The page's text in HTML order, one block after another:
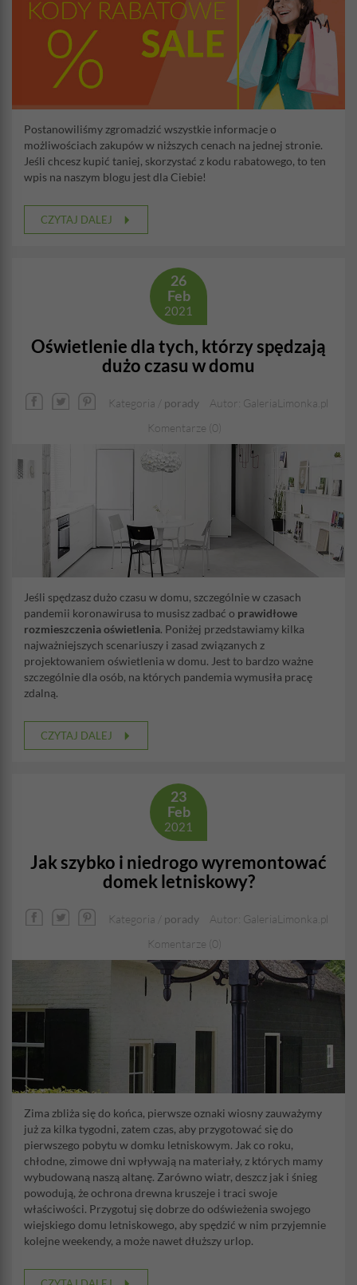
Postanowiliśmy zgromadzić wszystkie informacje o
możliwościach zakupów w niższych cenach na jednej stronie.
Jeśli chcesz kupić taniej, skorzystać z kodu rabatowego, to ten
wpis na naszym blogu jest dla Ciebie!
CZYTAJ DALEJ
26
Feb
2021
Oświetlenie dla tych, którzy spędzają
dużo czasu w domu
Kategoria / porady
Autor: GaleriaLimonka.pl
Komentarze (0)
Jeśli spędzasz dużo czasu w domu, szczególnie w czasach
pandemii koronawirusa to musisz zadbać o prawidłowe
rozmieszczenia oświetlenia. Poniżej przedstawiamy kilka
najważniejszych scenariuszy i zasad związanych z
projektowaniem oświetlenia w domu. Jest to bardzo ważne
szczególnie dla osób, na których pandemia wymusiła pracę
zdalną.
CZYTAJ DALEJ
23
Feb
2021
Jak szybko i niedrogo wyremontować
domek letniskowy?
Kategoria / porady
Autor: GaleriaLimonka.pl
Komentarze (0)
Zima zbliża się do końca, pierwsze oznaki wiosny zauważymy
już za kilka tygodni, zatem czas, aby przygotować się do
pierwszego pobytu w domku letniskowym. Jak co roku,
chłodne, zimowe dni wpływają na materiały, z których mamy
wybudowaną naszą altanę. Zarówno wiatr, deszcz jak i śnieg
powodują, że ochrona drewna kruszeje i traci swoje
właściwości. Przygotuj się dobrze do odświeżenia swojego
wiejskiego domu letniskowego, aby spędzić w nim przyjemnie
kolejne weekendy, a może nawet dłuższy urlop.